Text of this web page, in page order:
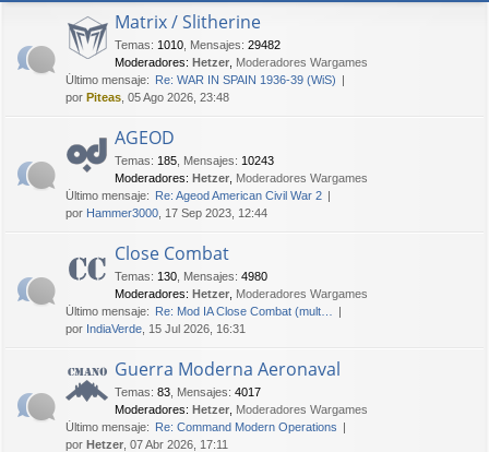
Matrix / Slitherine
Temas: 1010 Mensajes: 29482
Moderadores: Hetzer Moderadores Wargames
Último mensaje: Re: WAR IN SPAIN 1936-39 (WiS)
por Piteas , 05 Ago 2026, 23:48
AGEOD
Temas: 185 Mensajes: 10243
Moderadores: Hetzer Moderadores Wargames
Último mensaje: Re: Ageod American Civil War 2
por Hammer3000 , 17 Sep 2023, 12:44
Close Combat
Temas: 130 Mensajes: 4980
Moderadores: Hetzer Moderadores Wargames
Último mensaje: Re: Mod IA Close Combat (mult…
por IndiaVerde , 15 Jul 2026, 16:31
Guerra Moderna Aeronaval
Temas: 83 Mensajes: 4017
Moderadores: Hetzer Moderadores Wargames
Último mensaje: Re: Command Modern Operations
por Hetzer , 07 Abr 2026, 17:11